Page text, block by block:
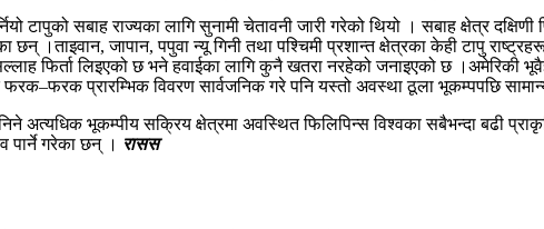
टापुको सबाह राज्यका लागि सुनामी चेतावनी जारी गरेको थियो । सबाह क्षेत्र
छन् ।ताइवान, जापान, पपुवा न्यू गिनी तथा पश्चिमी प्रशान्त क्षेत्रका केही टापु
फिर्ता लिइएको छ भने हवाईका लागि कुनै खतरा नरहेको जनाइएको छ ।अमेरिकी
फरक–फरक प्रारम्भिक विवरण सार्वजनिक गरे पनि यस्तो अवस्था ठूला भूकम्पपछि
अत्यधिक भूकम्पीय सक्रिय क्षेत्रमा अवस्थित फिलिपिन्स विश्वका सबैभन्दा बढी
पार्ने गरेका छन् । रासस